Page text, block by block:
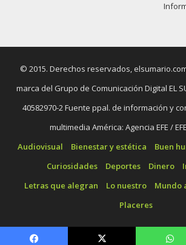
© 2015. Derechos reservados,
marca del Grupo de Comunicación Digital EL
40582970-2 Fuente ppal. de información y
multimedia América: Agencia EFE /
Audiovisual
Bienestar y estética Buen
Curiosidades
Deportes Dinero
Letras que alegran
Lo nuestro Mundo
Placeres